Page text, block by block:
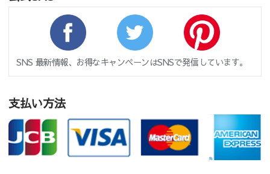
SNS 最新情報、お得なキャンペーンはSNSで発信しています。
支払い方法